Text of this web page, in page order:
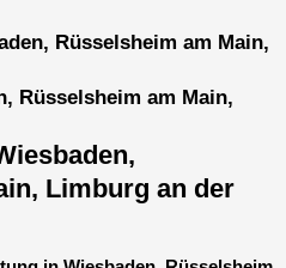
Rüsselsheim am Main,
Rüsselsheim am Main,
Limburg an der